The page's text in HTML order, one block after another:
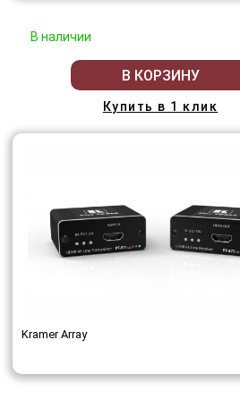
В наличии
В КОРЗИНУ
Купить в 1 клик
Kramer Array